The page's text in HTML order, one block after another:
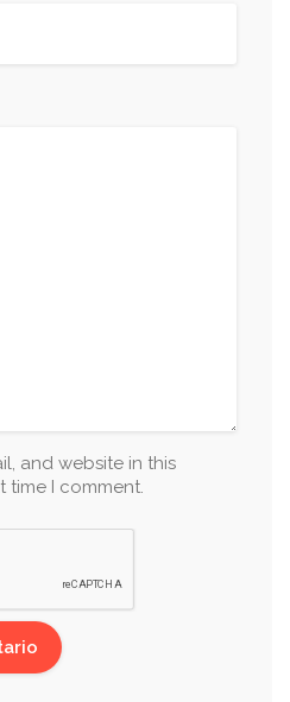
and website in this
time I comment.